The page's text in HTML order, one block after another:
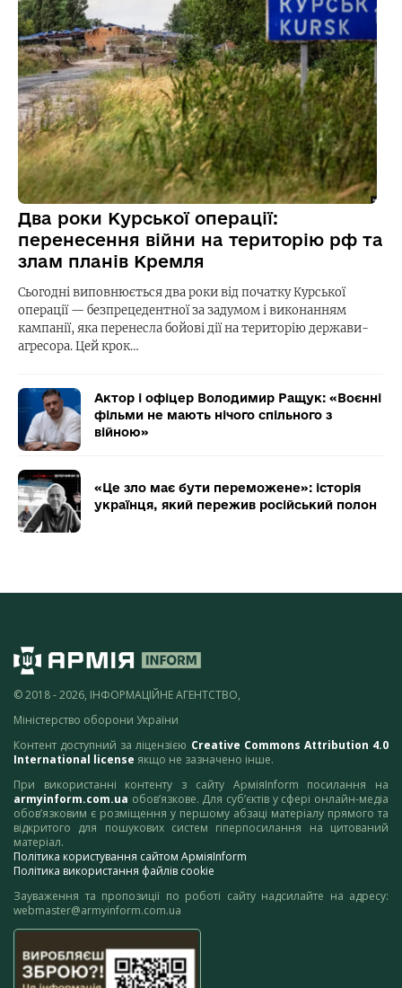
Два роки Курської операції:
перенесення війни на територію рф та
злам планів Кремля
Сьогодні виповнюється два роки від початку Курської
операції — безпрецедентної за задумом і виконанням
кампанії, яка перенесла бойові дії на територію держави-
агресора. Цей крок…
Актор і офіцер Володимир Ращук: «Воєнні
фільми не мають нічого спільного з
війною»
«Це зло має бути переможене»: історія
українця, який пережив російський полон
© 2018 - 2026, ІНФОРМАЦІЙНЕ АГЕНТСТВО,
Міністерство оборони України
Контент доступний за ліцензією Creative Commons Attribution 4.0
International license якщо не зазначено інше.
При використанні контенту з сайту АрміяInform посилання на
armyinform.com.ua обов’язкове. Для суб’єктів у сфері онлайн-медіа
обов’язковим є розміщення у першому абзаці матеріалу прямого та
відкритого для пошукових систем гіперпосилання на цитований
матеріал.
Політика користування сайтом АрміяInform
Політика використання файлів cookie
Зауваження та пропозиції по роботі сайту надсилайте на адресу:
webmaster@armyinform.com.ua